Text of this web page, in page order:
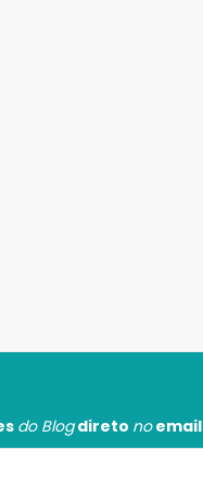
do Blogdireto noemail